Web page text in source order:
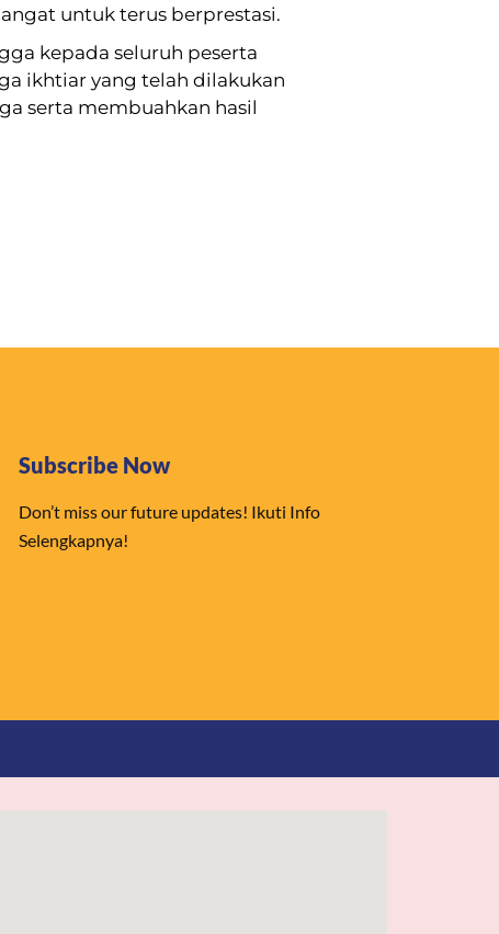
untuk terus berprestasi.
kepada seluruh peserta
ikhtiar yang telah dilakukan
serta membuahkan hasil
Subscribe Now
Don’t miss our future updates! Ikuti Info
Selengkapnya!